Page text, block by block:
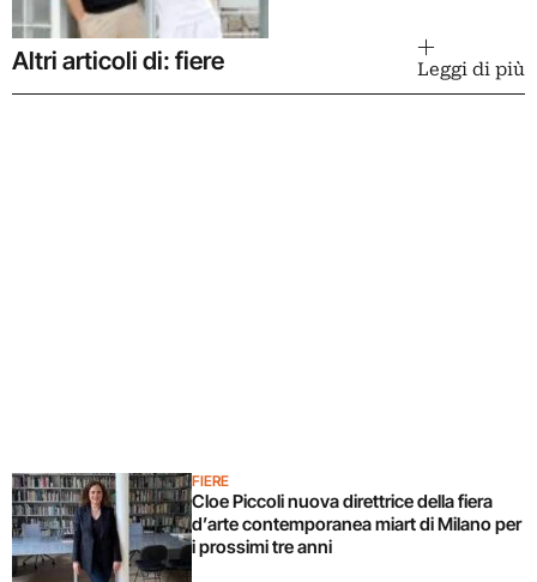
Altri articoli di: fiere Leggi di più
FIERE
Cloe Piccoli nuova direttrice della fiera
d’arte contemporanea miart di Milano per
i prossimi tre anni